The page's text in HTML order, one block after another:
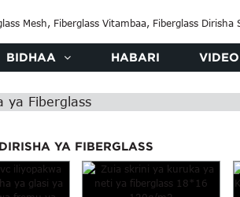
BIDHAA HABARI VIDEO
ya Fiberglass
YA FIBERGLASS